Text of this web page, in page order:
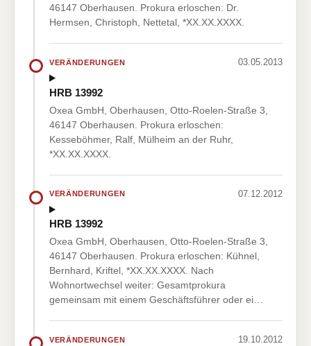
46147 Oberhausen. Prokura erloschen: Dr.
Hermsen, Christoph, Nettetal, *XX.XX.XXXX.
VERÄNDERUNGEN 03.05.2013
HRB 13992
Oxea GmbH, Oberhausen, Otto-Roelen-Straße 3,
46147 Oberhausen. Prokura erloschen:
Kesseböhmer, Ralf, Mülheim an der Ruhr,
*XX.XX.XXXX.
VERÄNDERUNGEN 07.12.2012
HRB 13992
Oxea GmbH, Oberhausen, Otto-Roelen-Straße 3,
46147 Oberhausen. Prokura erloschen: Kühnel,
Bernhard, Kriftel, *XX.XX.XXXX. Nach
Wohnortwechsel weiter: Gesamtprokura
gemeinsam mit einem Geschäftsführer oder ei…
VERÄNDERUNGEN 19.10.2012